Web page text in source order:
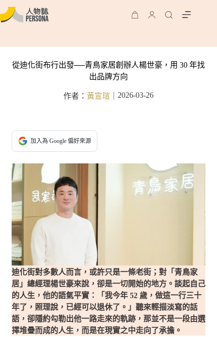
從迪化街布行出發──青鳥家居創辦人楊世豪，用 30 年找
出品牌方向
作者： 黃宣瑄 2026-03-26
加入為 Google 偏好來源
迪化街對多數人而言，或許只是一條老街；對「青鳥家
居」總經理楊世豪來說，卻是一切開始的地方。談起自己
的人生，他的語氣平實：「我今年 52 歲，做這一行三十
年了，照理說，已經可以退休了。」聽來輕描淡寫的話
語，卻隱約勾勒出他一路走來的軌跡，那並不是一段由選
擇堆疊而成的人生，而是在現實之中走向了承擔。